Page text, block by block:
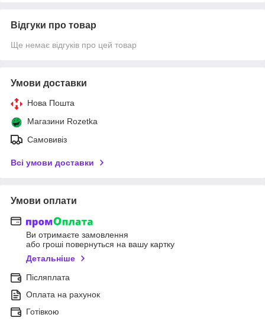
Відгуки про товар
Ще немає відгуків про цей товар
Умови доставки
Нова Пошта
Магазини Rozetka
Самовивіз
Всі умови доставки
Умови оплати
Ви отримаєте замовлення
або гроші повернуться на вашу картку
Детальніше
Післяплата
Оплата на рахунок
Готівкою